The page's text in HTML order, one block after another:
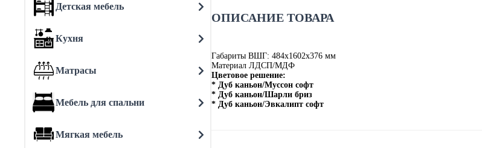
Детская мебель
Кухня
Матрасы
Мебель для спальни
Мягкая мебель
ОПИСАНИЕ ТОВАРА
Габариты ВШГ: 484х1602х376 мм
Материал ЛДСП/МДФ
Цветовое решение:
* Дуб каньон/Муссон софт
* Дуб каньон/Шарли бриз
* Дуб каньон/Эвкалипт софт